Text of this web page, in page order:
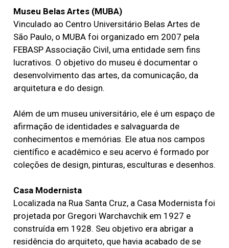
Museu Belas Artes (MUBA)
Vinculado ao Centro Universitário Belas Artes de
São Paulo, o MUBA foi organizado em 2007 pela
FEBASP Associação Civil, uma entidade sem fins
lucrativos. O objetivo do museu é documentar o
desenvolvimento das artes, da comunicação, da
arquitetura e do design.
Além de um museu universitário, ele é um espaço de
afirmação de identidades e salvaguarda de
conhecimentos e memórias. Ele atua nos campos
científico e acadêmico e seu acervo é formado por
coleções de design, pinturas, esculturas e desenhos.
Casa Modernista
Localizada na Rua Santa Cruz, a Casa Modernista foi
projetada por Gregori Warchavchik em 1927 e
construída em 1928. Seu objetivo era abrigar a
residência do arquiteto, que havia acabado de se